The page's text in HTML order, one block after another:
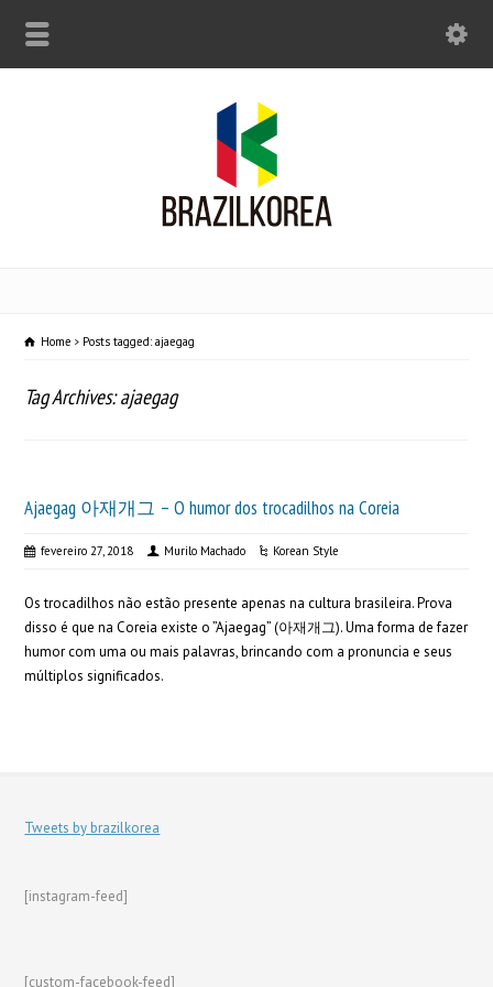
Home Posts tagged: ajaegag
Tag Archives: ajaegag
Ajaegag 아재개그 – O humor dos trocadilhos na Coreia
fevereiro 27, 2018 Murilo Machado Korean Style
Os trocadilhos não estão presente apenas na cultura brasileira. Prova
disso é que na Coreia existe o ”Ajaegag” (아재개그). Uma forma de fazer
humor com uma ou mais palavras, brincando com a pronuncia e seus
múltiplos significados.
Tweets by brazilkorea
[instagram-feed]
[custom-facebook-feed]